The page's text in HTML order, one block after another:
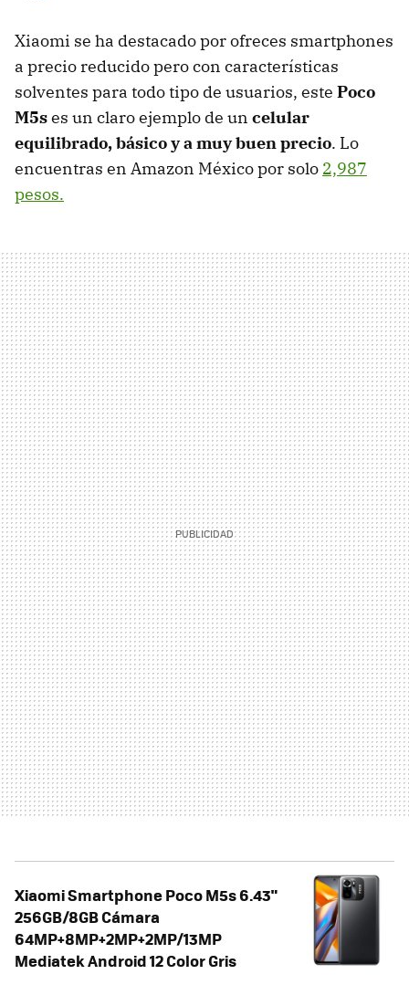
Xiaomi se ha destacado por ofreces smartphones
a precio reducido pero con características
solventes para todo tipo de usuarios, este Poco
M5ses un claro ejemplo de un celular
equilibrado, básico y a muy buen precio. Lo
encuentras en Amazon México por solo 2,987
pesos.
Xiaomi Smartphone Poco M5s 6.43"
256GB/8GB Cámara
64MP+8MP+2MP+2MP/13MP
Mediatek Android 12 Color Gris